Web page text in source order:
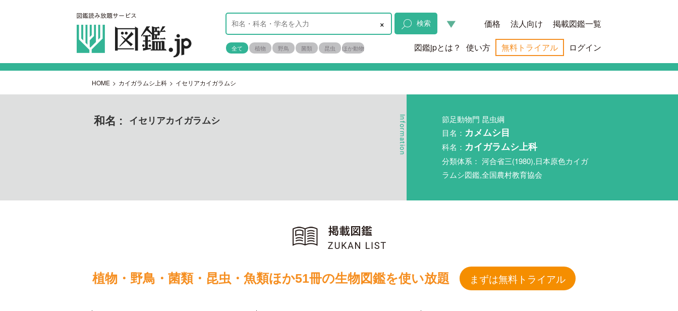
× 検索
全て 植物 野鳥 菌類 昆虫 ほか動物
価格 法人向け 掲載図鑑一覧
図鑑jpとは？ 使い方 無料トライアル ログイン
HOME > カイガラムシ上科 > イセリアカイガラムシ
和名 : イセリアカイガラムシ
節足動物門 昆虫綱
目名： カメムシ目
科名： カイガラムシ上科
分類体系： 河合省三(1980),日本原色カイガ
ラムシ図鑑,全国農村教育協会
植物・野鳥・菌類・昆虫・魚類ほか51冊の生物図鑑を使い放題 まずは無料トライアル